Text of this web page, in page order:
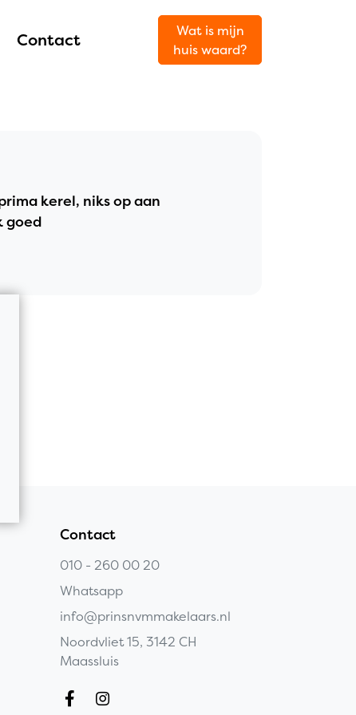
Contact
Wat is mijn
huis waard?
kerel, niks op aan
goed
Contact
010 - 260 00 20
Whatsapp
info@prinsnvmmakelaars.nl
Noordvliet 15, 3142 CH
Maassluis